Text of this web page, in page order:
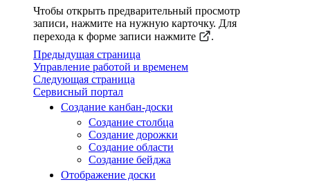
Чтобы открыть предварительный просмотр
записи, нажмите на нужную карточку. Для
перехода к форме записи нажмите
.
Предыдущая страница
Управление работой и временем
Следующая страница
Сервисный портал
Создание канбан-доски
Создание столбца
Создание дорожки
Создание области
Создание бейджа
Отображение доски